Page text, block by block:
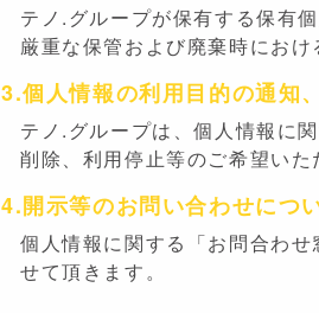
テノ.グループが保有する保有
厳重な保管および廃棄時におけ
3.個人情報の利用目的の通知
テノ.グループは、個人情報に
削除、利用停止等のご希望い
4.開示等のお問い合わせにつ
個人情報に関する「お問合わ
せて頂きます。